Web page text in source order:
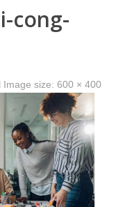
cong-
Image size: 600 × 400